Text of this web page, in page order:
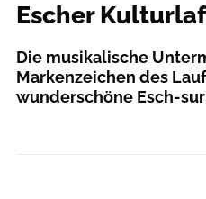
Escher Kulturlaf
Die musikalische
Markenzeichen des
wunderschöne Esch-